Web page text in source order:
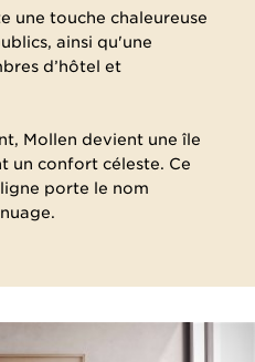
une touche chaleureuse
ainsi qu'une
d’hôtel et
Mollen devient une île
un confort céleste. Ce
ligne porte le nom